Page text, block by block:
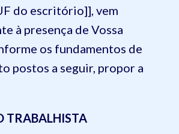
do escritório]], vem
à presença de Vossa
os fundamentos de
postos a seguir, propor a
TRABALHISTA